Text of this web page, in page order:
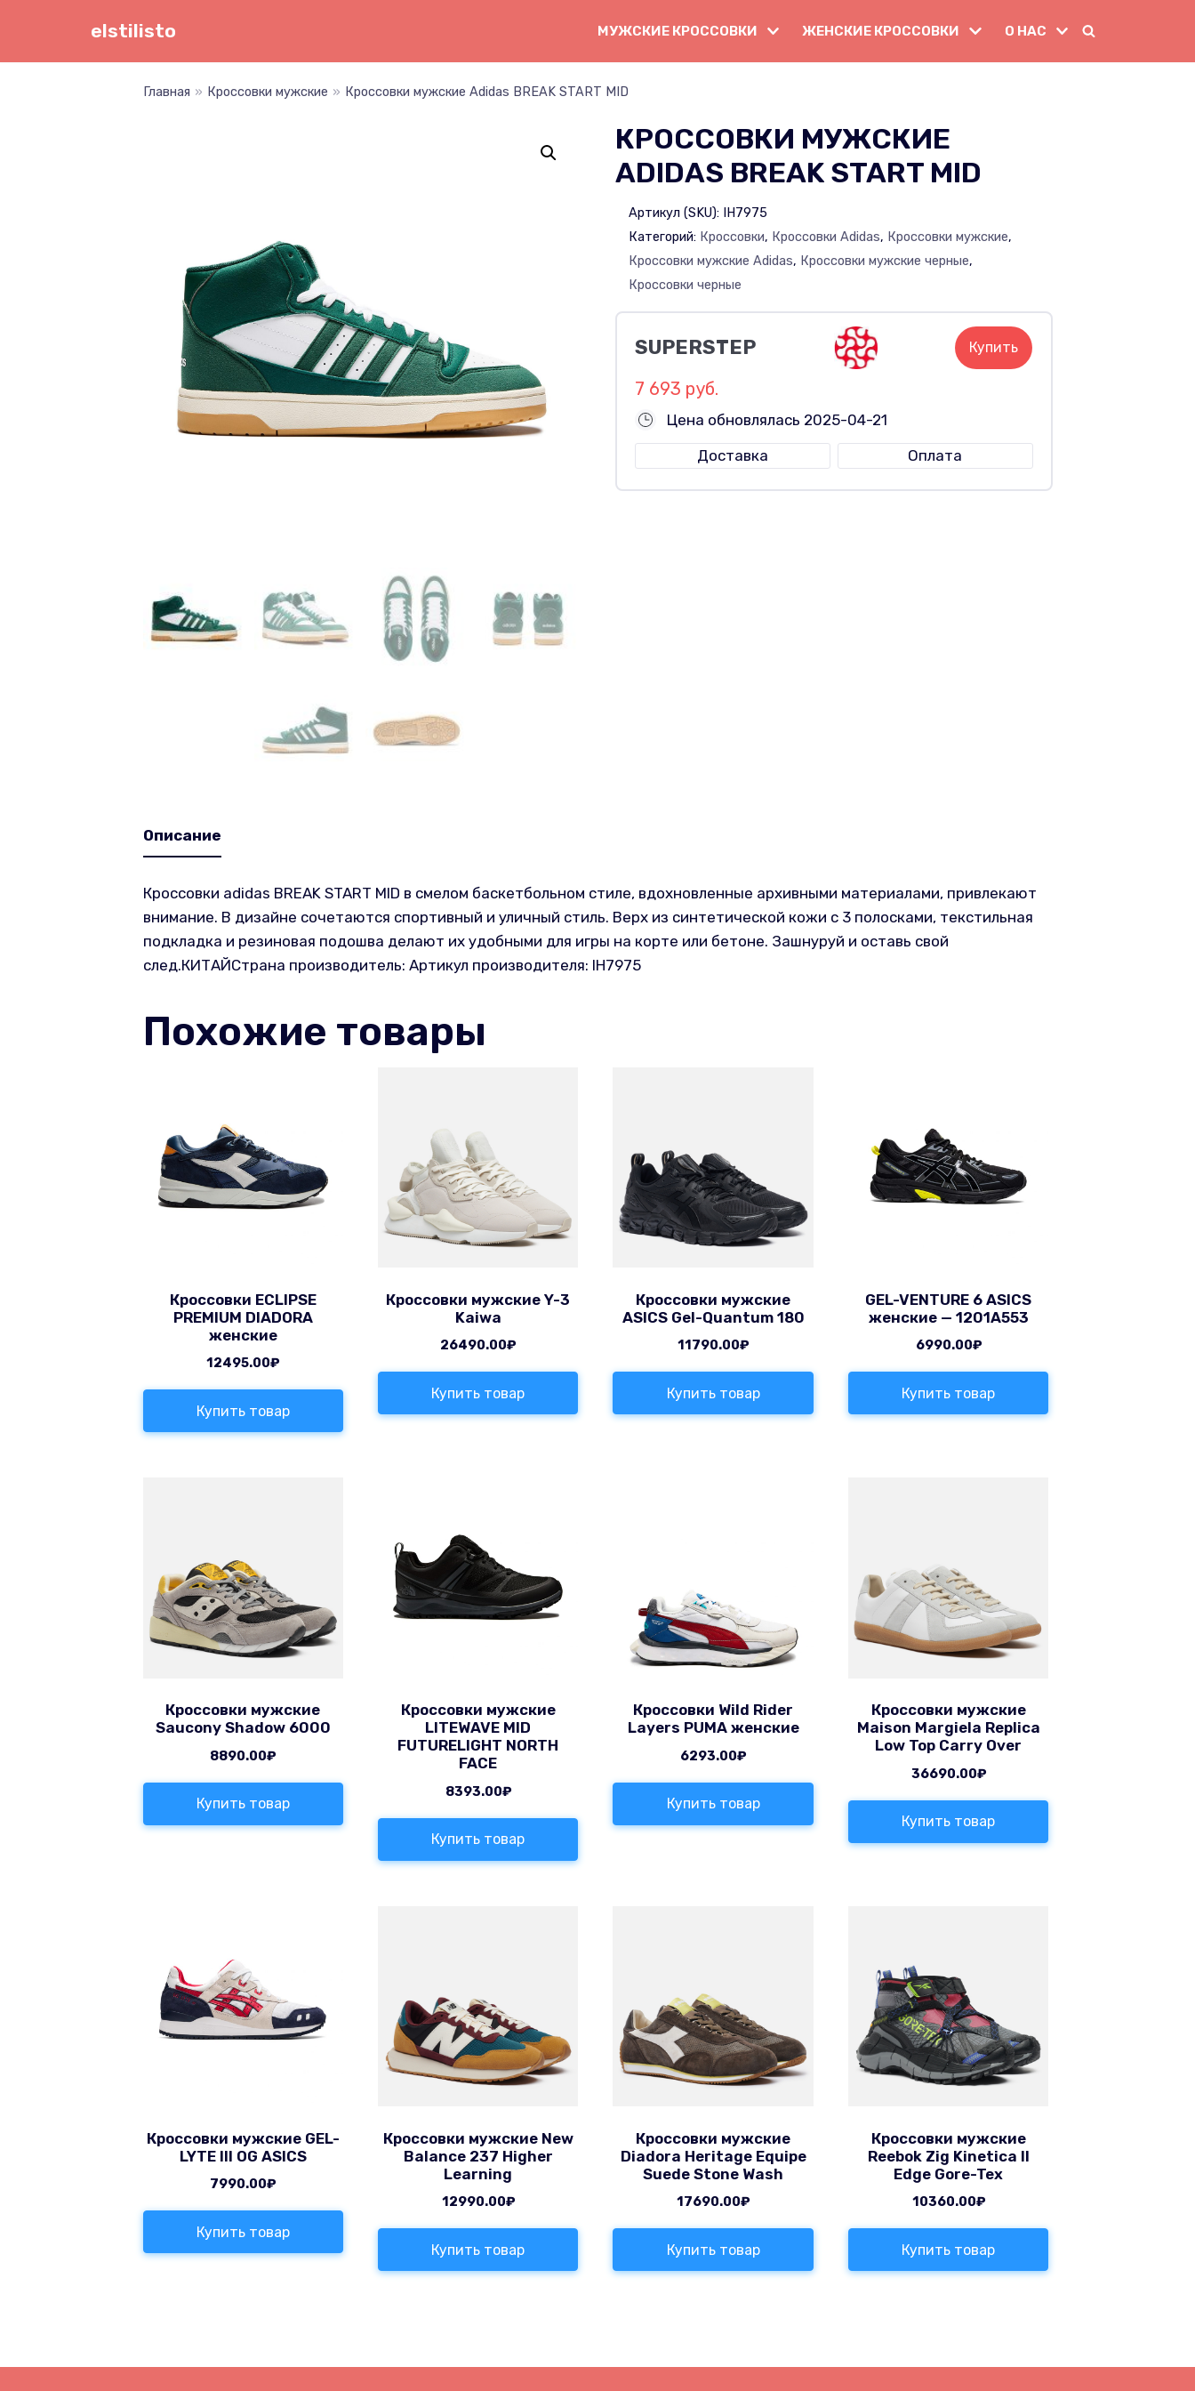
elstilisto МУЖСКИЕ КРОССОВКИ ЖЕНСКИЕ КРОССОВКИ О НАС
Главная » Кроссовки мужские » Кроссовки мужские Adidas BREAK START MID
КРОССОВКИ МУЖСКИЕ
ADIDAS BREAK START MID
Артикул (SKU): IH7975
Категорий: Кроссовки, Кроссовки Adidas, Кроссовки мужские,
Кроссовки мужские Adidas, Кроссовки мужские черные,
Кроссовки черные
SUPERSTEP Купить
7 693 руб.
Цена обновлялась 2025-04-21
Доставка
Оплата
Описание
Кроссовки adidas BREAK START MID в смелом баскетбольном стиле, вдохновленные архивными материалами, привлекают
внимание. В дизайне сочетаются спортивный и уличный стиль. Верх из синтетической кожи с 3 полосками, текстильная
подкладка и резиновая подошва делают их удобными для игры на корте или бетоне. Зашнуруй и оставь свой
след.КИТАЙСтрана производитель: Артикул производителя: IH7975
Похожие товары
Кроссовки ECLIPSE
PREMIUM DIADORA
женские
12495.00₽
Купить товар
Кроссовки мужские Y-3
Kaiwa
26490.00₽
Купить товар
Кроссовки мужские
ASICS Gel-Quantum 180
11790.00₽
Купить товар
GEL-VENTURE 6 ASICS
женские — 1201A553
6990.00₽
Купить товар
Кроссовки мужские
Saucony Shadow 6000
8890.00₽
Купить товар
Кроссовки мужские
LITEWAVE MID
FUTURELIGHT NORTH
FACE
8393.00₽
Купить товар
Кроссовки Wild Rider
Layers PUMA женские
6293.00₽
Купить товар
Кроссовки мужские
Maison Margiela Replica
Low Top Carry Over
36690.00₽
Купить товар
Кроссовки мужские GEL-
LYTE III OG ASICS
7990.00₽
Купить товар
Кроссовки мужские New
Balance 237 Higher
Learning
12990.00₽
Купить товар
Кроссовки мужские
Diadora Heritage Equipe
Suede Stone Wash
17690.00₽
Купить товар
Кроссовки мужские
Reebok Zig Kinetica II
Edge Gore-Tex
10360.00₽
Купить товар